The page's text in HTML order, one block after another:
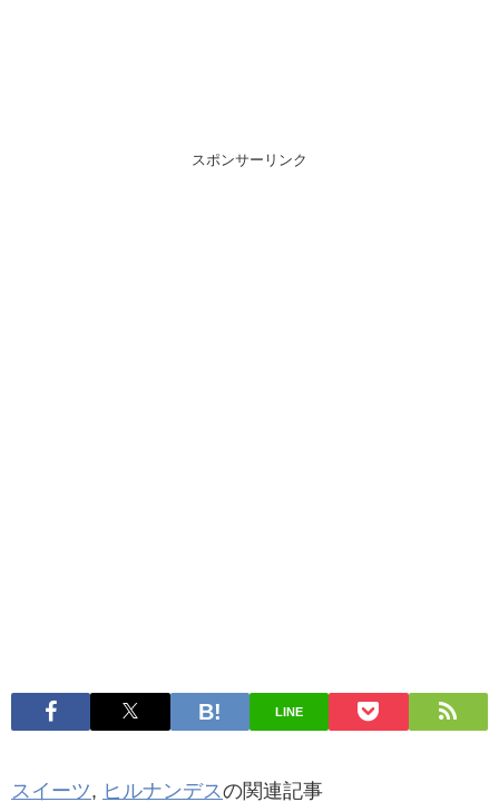
スポンサーリンク
LINE
スイーツ, ヒルナンデスの関連記事